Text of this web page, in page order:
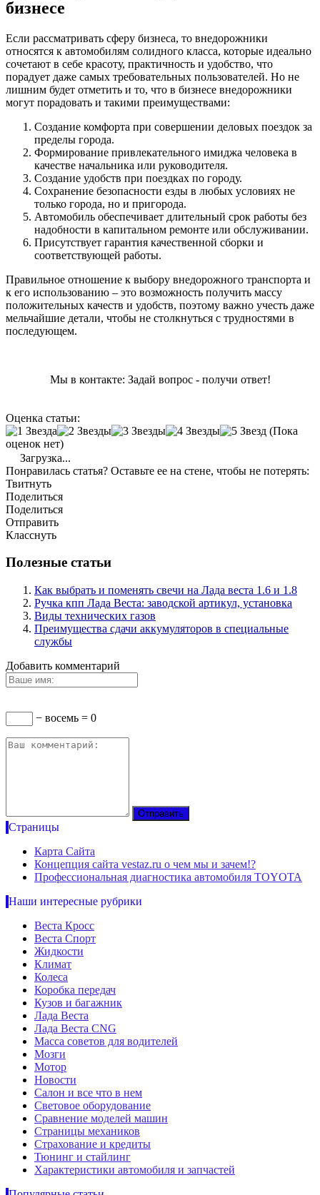
бизнесе
Если рассматривать сферу бизнеса, то внедорожники
относятся к автомобилям солидного класса, которые идеально
сочетают в себе красоту, практичность и удобство, что
порадует даже самых требовательных пользователей. Но не
лишним будет отметить и то, что в бизнесе внедорожники
могут порадовать и такими преимуществами:
Создание комфорта при совершении деловых поездок за
пределы города.
Формирование привлекательного имиджа человека в
качестве начальника или руководителя.
Создание удобств при поездках по городу.
Сохранение безопасности езды в любых условиях не
только города, но и пригорода.
Автомобиль обеспечивает длительный срок работы без
надобности в капитальном ремонте или обслуживании.
Присутствует гарантия качественной сборки и
соответствующей работы.
Правильное отношение к выбору внедорожного транспорта и
к его использованию – это возможность получить массу
положительных качеств и удобств, поэтому важно учесть даже
мельчайшие детали, чтобы не столкнуться с трудностями в
последующем.
Мы в контакте: Задай вопрос - получи ответ!
Оценка статьи:
(Пока
оценок нет)
Загрузка...
Понравилась статья? Оставьте ее на стене, чтобы не потерять:
Твитнуть
Поделиться
Поделиться
Отправить
Класснуть
Полезные статьи
Как выбрать и поменять свечи на Лада веста 1.6 и 1.8
Ручка кпп Лада Веста: заводской артикул, установка
Виды технических газов
Преимущества сдачи аккумуляторов в специальные
службы
Добавить комментарий
− восемь = 0
Страницы
Карта Сайта
Концепция сайта vestaz.ru о чем мы и зачем!?
Профессиональная диагностика автомобиля TOYOTA
Наши интересные рубрики
Веста Кросс
Веста Спорт
Жидкости
Климат
Колеса
Коробка передач
Кузов и багажник
Лада Веста
Лада Веста CNG
Масса советов для водителей
Мозги
Мотор
Новости
Салон и все что в нем
Световое оборудование
Сравнение моделей машин
Страницы механиков
Страхование и кредиты
Тюнинг и стайлинг
Характеристики автомобиля и запчастей